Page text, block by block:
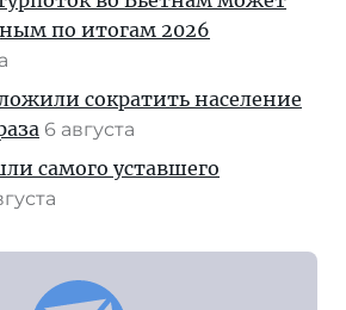
по итогам 2026
сократить население
6 августа
самого уставшего